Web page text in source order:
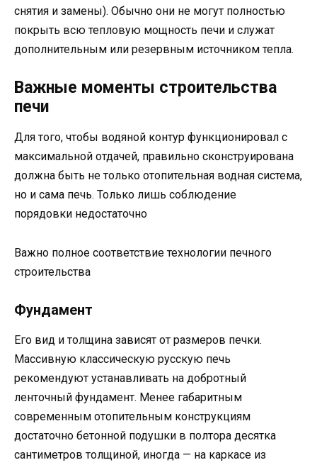
снятия и замены). Обычно они не могут полностью
покрыть всю тепловую мощность печи и служат
дополнительным или резервным источником тепла.
Важные моменты строительства
печи
Для того, чтобы водяной контур функционировал с
максимальной отдачей, правильно сконструирована
должна быть не только отопительная водная система,
но и сама печь. Только лишь соблюдение
порядовки недостаточно
Важно полное соответствие технологии печного
строительства
Фундамент
Его вид и толщина зависят от размеров печки.
Массивную классическую русскую печь
рекомендуют устанавливать на добротный
ленточный фундамент. Менее габаритным
современным отопительным конструкциям
достаточно бетонной подушки в полтора десятка
сантиметров толщиной, иногда — на каркасе из